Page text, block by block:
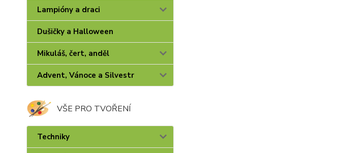
Lampióny a draci
Dušičky a Halloween
Mikuláš, čert, anděl
Advent, Vánoce a Silvestr
VŠE PRO TVOŘENÍ
Techniky